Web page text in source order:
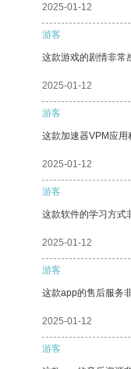
2025-01-12
游客
这款游戏的剧情非常
2025-01-12
游客
这款加速器VPM应用
2025-01-12
游客
这款软件的学习方式
2025-01-12
游客
这款app的售后服务
2025-01-12
游客